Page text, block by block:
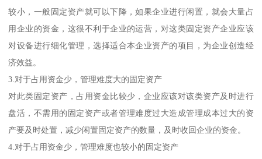
较小，一般固定资产就可以下降，如果企业进行闲置，就会大量占
用企业的资金，这很不利于企业的运营，对这类固定资产企业应该
对设备进行细化管理，选择适合本企业资产的项目，为企业创造经
济效益。
3.对于占用资金少，管理难度大的固定资产
对此类固定资产，占用资金比较少，企业应该对该类资产及时进行
盘活，不需用的固定资产或者管理难度过大造成管理成本过大的资
产要及时处置，减少闲置固定资产的数量，及时收回企业的资金。
4.对于占用资金少，管理难度也较小的固定资产